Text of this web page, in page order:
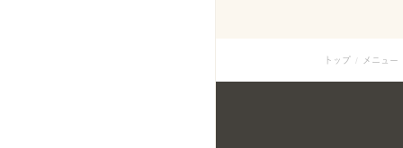
トップ メニュー